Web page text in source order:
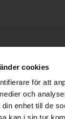
cookies
för att
och
enhet till de